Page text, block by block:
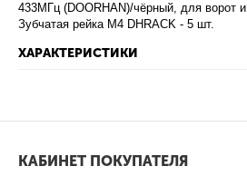
433МГц (DOORHAN)/чёрный, для ворот
Зубчатая рейка М4 DHRACK - 5 шт.
ХАРАКТЕРИСТИКИ
КАБИНЕТ ПОКУПАТЕЛЯ